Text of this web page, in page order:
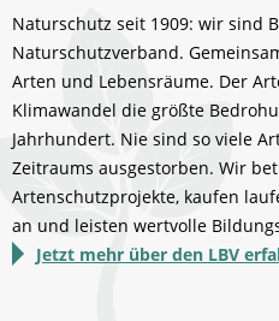
Naturschutz seit 1909: wir sind
Naturschutzverband.
Arten und Lebensräume. Der
Klimawandel die größte
Jahrhundert. Nie sind so viele
Zeitraums ausgestorben. Wir
Artenschutzprojekte, kaufen
an und leisten wertvolle
Jetzt mehr über den LBV